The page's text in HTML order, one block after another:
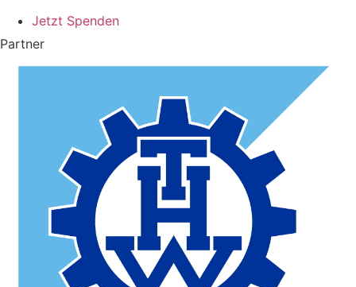
Jetzt Spenden
Partner